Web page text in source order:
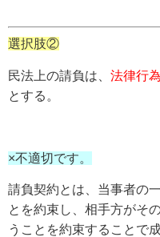
選択肢②
民法上の請負は、 法律行
とする。
×不適切です。
請負契約とは、当事者の
とを約束し、相手方がそ
うことを約束することで